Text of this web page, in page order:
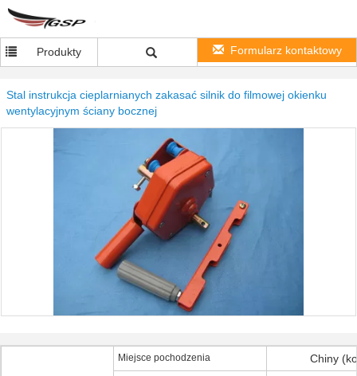
Produkty Formularz kontaktowy
Stal instrukcja cieplarnianych zakasać silnik do filmowej okienku
wentylacyjnym ściany bocznej
Miejsce pochodzenia Chiny